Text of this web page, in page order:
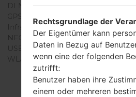
DLNA
GPS
A-GPS
Infrarotanschluss
Nein
NFC
Ja
USB
WLAN
Wi-
Rechtsgrundlage der
Der Eigentümer kann
Daten in Bezug auf
wenn eine der folgenden
zutrifft:
Benutzer haben ihre
einem oder mehreren